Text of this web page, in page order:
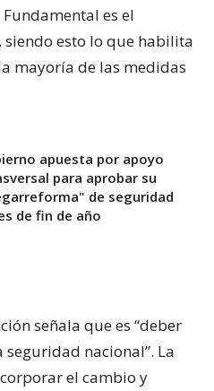
es el
siendo esto lo que habilita
mayoría de las medidas
apuesta por apoyo
para aprobar su
de seguridad
de fin de año
señala que es “deber
nacional”. La
el cambio y